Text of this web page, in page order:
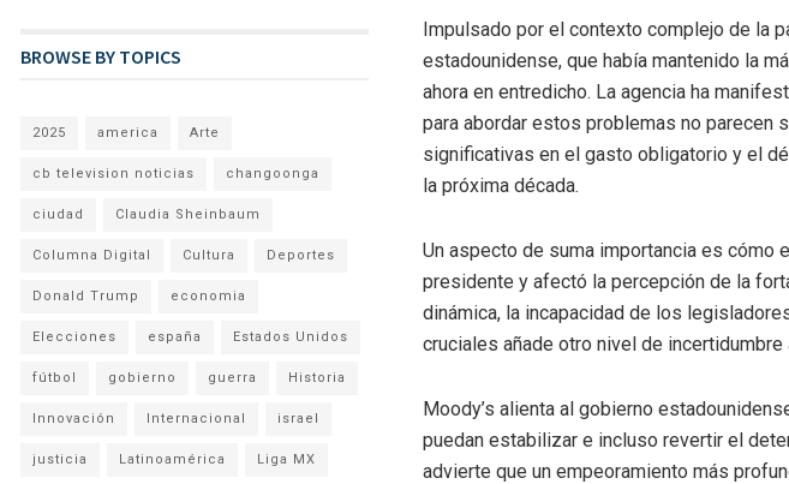
Impulsado por el contexto complejo de la
estadounidense, que había mantenido la
ahora en entredicho. La agencia ha
para abordar estos problemas no parecen
significativas en el gasto obligatorio y el
la próxima década.
Un aspecto de suma importancia es
presidente y afectó la percepción de la
dinámica, la incapacidad de los
cruciales añade otro nivel de incertidumbre
Moody’s alienta al gobierno
puedan estabilizar e incluso revertir el
advierte que un empeoramiento más
BROWSE BY TOPICS
2025 america Arte
cb television noticias changoonga
ciudad Claudia Sheinbaum
Columna Digital Cultura Deportes
Donald Trump economia
Elecciones españa Estados Unidos
fútbol gobierno guerra Historia
Innovación Internacional israel
justicia Latinoamérica Liga MX